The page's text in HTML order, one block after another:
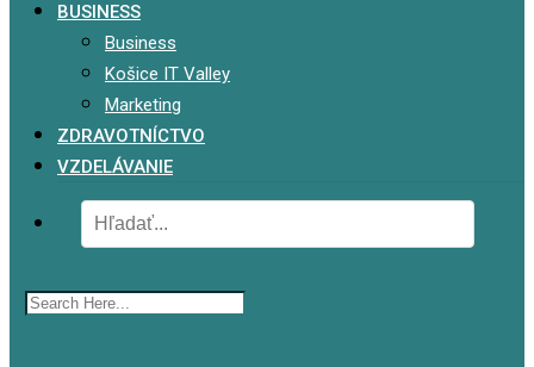
BUSINESS
Business
Košice IT Valley
Marketing
ZDRAVOTNÍCTVO
VZDELÁVANIE